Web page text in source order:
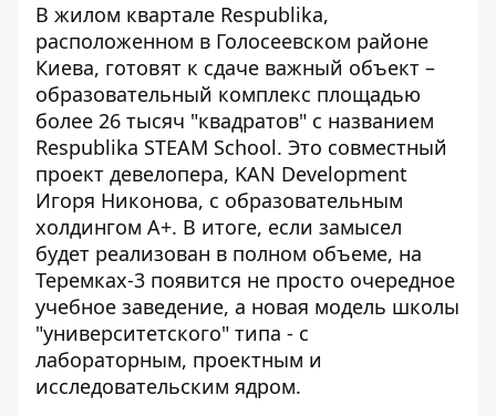
В жилом квартале Respublika,
расположенном в Голосеевском районе
Киева, готовят к сдаче важный объект –
образовательный комплекс площадью
более 26 тысяч "квадратов" с названием
Respublika STEAM School. Это совместный
проект девелопера, KAN Development
Игоря Никонова, с образовательным
холдингом А+. В итоге, если замысел
будет реализован в полном объеме, на
Теремках-3 появится не просто очередное
учебное заведение, а новая модель школы
"университетского" типа - с
лабораторным, проектным и
исследовательским ядром.